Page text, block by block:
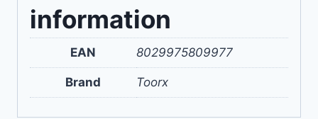
information
EAN 8029975809977
Brand Toorx